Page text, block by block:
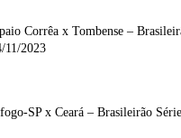
Corrêa x Tombense –
11/2023
SP x Ceará – Brasileirão